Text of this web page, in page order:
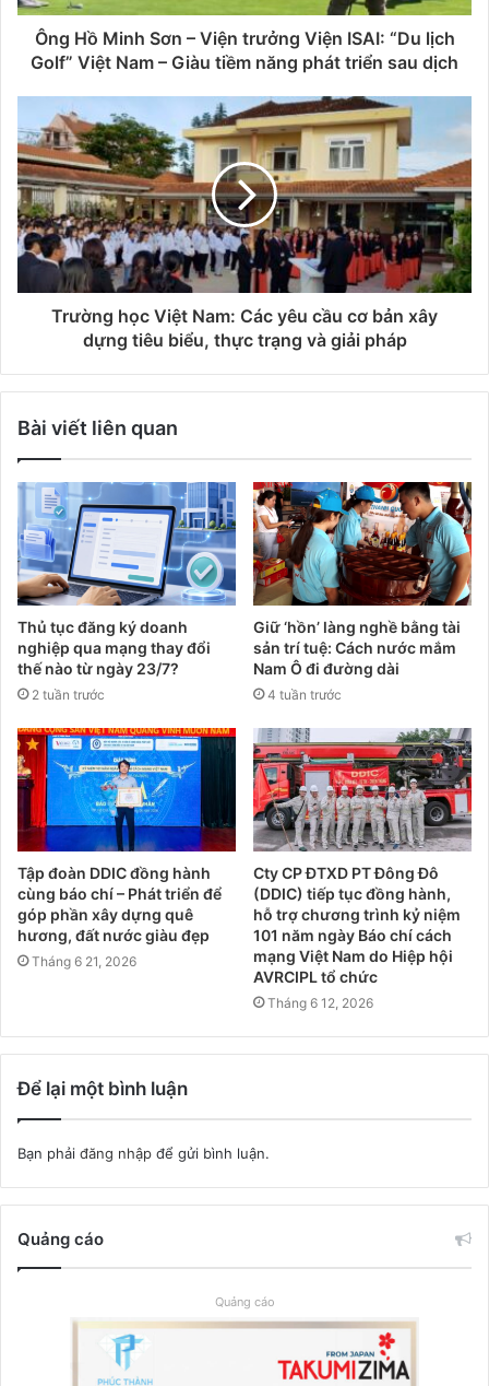
Ông Hồ Minh Sơn – Viện trưởng Viện ISAI: “Du lịch
Golf” Việt Nam – Giàu tiềm năng phát triển sau dịch
Trường học Việt Nam: Các yêu cầu cơ bản xây
dựng tiêu biểu, thực trạng và giải pháp
Bài viết liên quan
Thủ tục đăng ký doanh
nghiệp qua mạng thay đổi
thế nào từ ngày 23/7?
2 tuần trước
Giữ ‘hồn’ làng nghề bằng tài
sản trí tuệ: Cách nước mắm
Nam Ô đi đường dài
4 tuần trước
Tập đoàn DDIC đồng hành
cùng báo chí – Phát triển để
góp phần xây dựng quê
hương, đất nước giàu đẹp
Tháng 6 21, 2026
Cty CP ĐTXD PT Đông Đô
(DDIC) tiếp tục đồng hành,
hỗ trợ chương trình kỷ niệm
101 năm ngày Báo chí cách
mạng Việt Nam do Hiệp hội
AVRCIPL tổ chức
Tháng 6 12, 2026
Để lại một bình luận
Bạn phải đăng nhập để gửi bình luận.
Quảng cáo
Quảng cáo